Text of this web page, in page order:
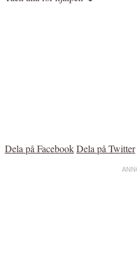
Dela på FacebookDela på Twitter